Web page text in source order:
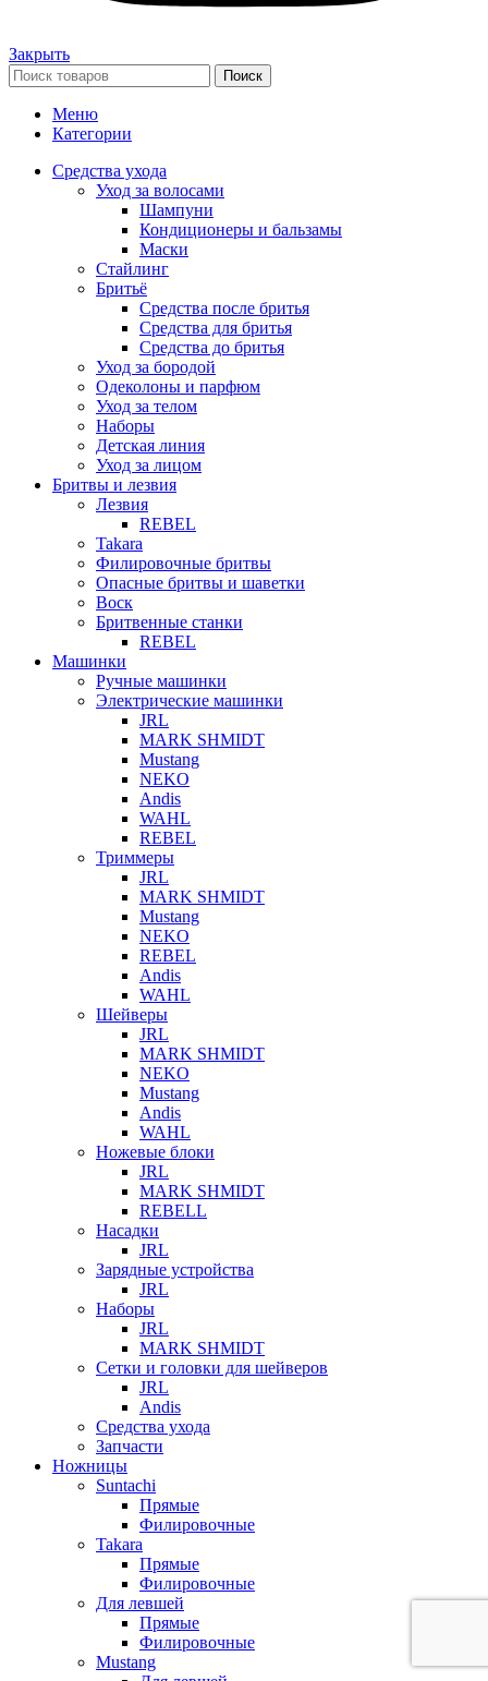
Закрыть
Поиск
Меню
Категории
Средства ухода
Уход за волосами
Шампуни
Кондиционеры и бальзамы
Маски
Стайлинг
Бритьё
Средства после бритья
Средства для бритья
Средства до бритья
Уход за бородой
Одеколоны и парфюм
Уход за телом
Наборы
Детская линия
Уход за лицом
Бритвы и лезвия
Лезвия
REBEL
Takara
Филировочные бритвы
Опасные бритвы и шаветки
Воск
Бритвенные станки
REBEL
Машинки
Ручные машинки
Электрические машинки
JRL
MARK SHMIDT
Mustang
NEKO
Andis
WAHL
REBEL
Триммеры
JRL
MARK SHMIDT
Mustang
NEKO
REBEL
Andis
WAHL
Шейверы
JRL
MARK SHMIDT
NEKO
Mustang
Andis
WAHL
Ножевые блоки
JRL
MARK SHMIDT
REBELL
Насадки
JRL
Зарядные устройства
JRL
Наборы
JRL
MARK SHMIDT
Сетки и головки для шейверов
JRL
Andis
Средства ухода
Запчасти
Ножницы
Suntachi
Прямые
Филировочные
Takara
Прямые
Филировочные
Для левшей
Прямые
Филировочные
Mustang